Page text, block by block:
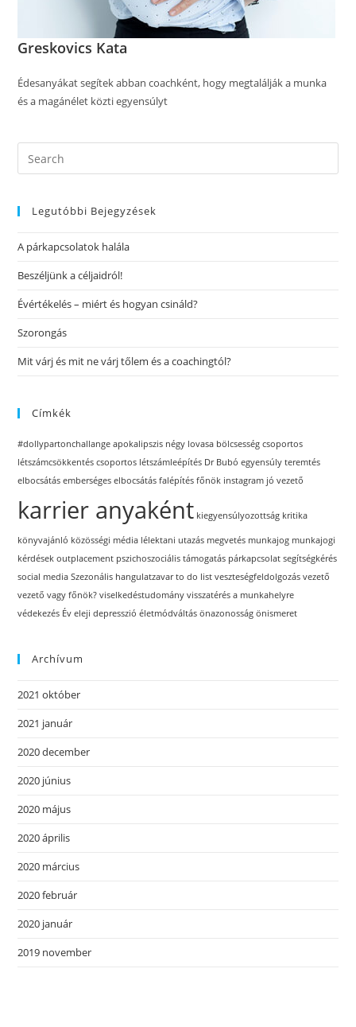
Greskovics Kata
Édesanyákat segítek abban coachként, hogy megtalálják a munka
és a magánélet közti egyensúlyt
Legutóbbi Bejegyzések
A párkapcsolatok halála
Beszéljünk a céljaidról!
Évértékelés – miért és hogyan csináld?
Szorongás
Mit várj és mit ne várj tőlem és a coachingtól?
Címkék
#dollypartonchallange apokalipszis négy lovasa bölcsesség csoportos
létszámcsökkentés csoportos létszámleépítés Dr Bubó egyensúly teremtés
elbocsátás emberséges elbocsátás falépítés főnök instagram jó vezető
karrier anyaként kiegyensúlyozottság kritika
könyvajánló közösségi média lélektani utazás megvetés munkajog munkajogi
kérdések outplacement pszichoszociális támogatás párkapcsolat segítségkérés
social media Szezonális hangulatzavar to do list veszteségfeldolgozás vezető
vezető vagy főnök? viselkedéstudomány visszatérés a munkahelyre
védekezés Év eleji depresszió életmódváltás önazonosság önismeret
Archívum
2021 október
2021 január
2020 december
2020 június
2020 május
2020 április
2020 március
2020 február
2020 január
2019 november